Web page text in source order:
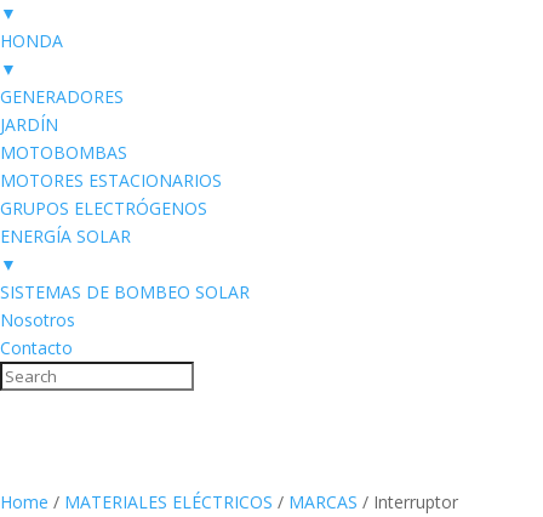
▼
HONDA
▼
GENERADORES
JARDÍN
MOTOBOMBAS
MOTORES ESTACIONARIOS
GRUPOS ELECTRÓGENOS
ENERGÍA SOLAR
▼
SISTEMAS DE BOMBEO SOLAR
Nosotros
Contacto
Home / MATERIALES ELÉCTRICOS / MARCAS / Interruptor